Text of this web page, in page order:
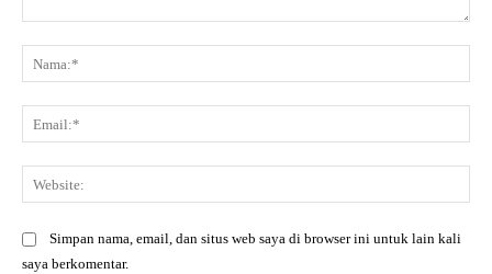
Simpan nama, email, dan situs web saya di browser ini untuk lain kali
saya berkomentar.